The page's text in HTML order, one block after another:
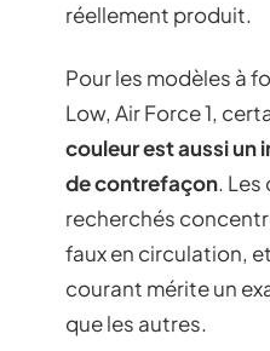
réellement produit.
Pour les modèles à
Low, Air Force 1,
couleur est aussi un
de contrefaçon. Les
recherchés
faux en circulation,
courant mérite un
que les autres.